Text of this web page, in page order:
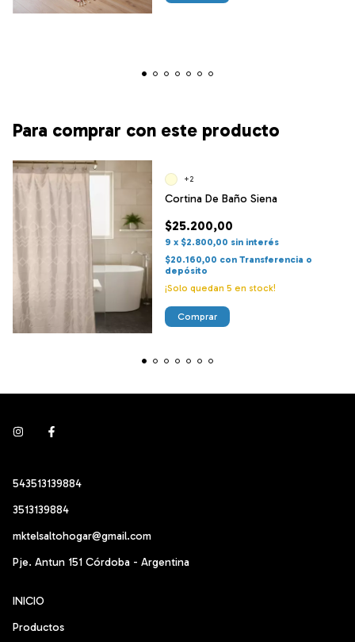
Para comprar con este producto
Cortina De Baño Siena
$25.200,00
9 x $2.800,00 sin interés
$20.160,00 con Transferencia o
depósito
¡Solo quedan 5 en stock!
+2
Comprar
543513139884
3513139884
mktelsaltohogar@gmail.com
Pje. Antun 151 Córdoba - Argentina
INICIO
Productos